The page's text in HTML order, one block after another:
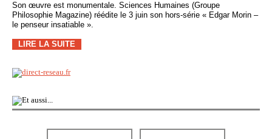
Son œuvre est monumentale. Sciences Humaines (Groupe
Philosophie Magazine) réédite le 3 juin son hors-série « Edgar Morin –
le penseur insatiable ».
LIRE LA SUITE